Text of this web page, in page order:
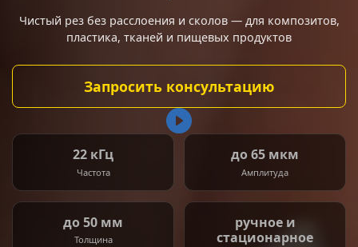
Чистый рез без расслоения и сколов — для композитов,
пластика, тканей и пищевых продуктов
Запросить консультацию
22 кГц
Частота
до 65 мкм
Амплитуда
до 50 мм
Толщина
ручное и
стационарное